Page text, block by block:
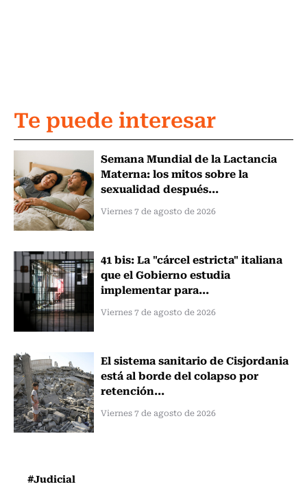
Te puede interesar
Semana Mundial de la Lactancia
Materna: los mitos sobre la
sexualidad después...
Viernes 7 de agosto de 2026
41 bis: La "cárcel estricta" italiana
que el Gobierno estudia
implementar para...
Viernes 7 de agosto de 2026
El sistema sanitario de Cisjordania
está al borde del colapso por
retención...
Viernes 7 de agosto de 2026
#Judicial